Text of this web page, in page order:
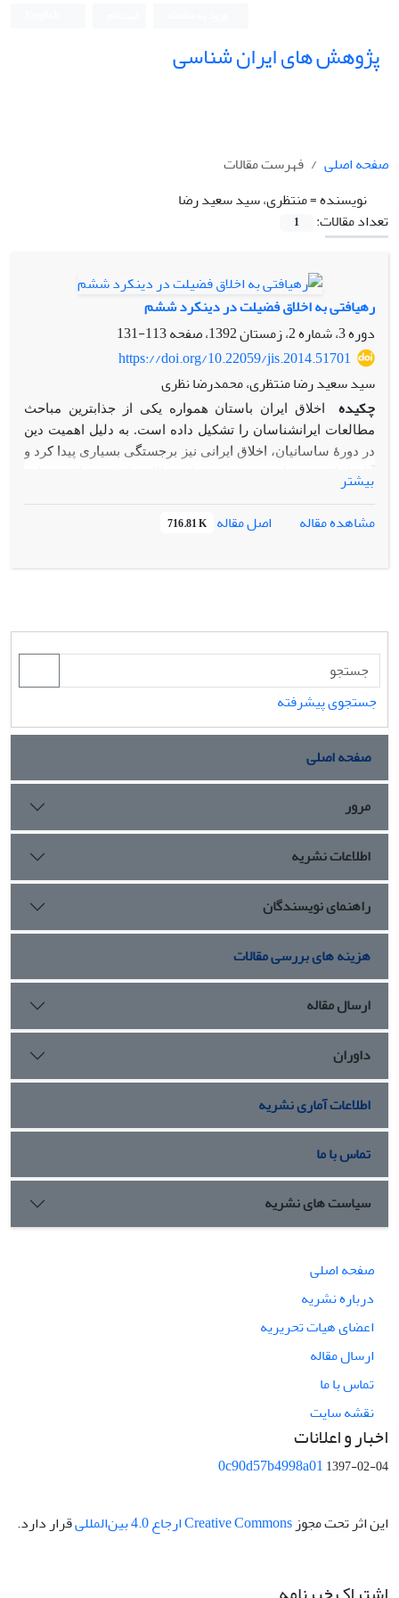
پژوهش های ایران شناسی
صفحه اصلی
فهرست مقالات
نویسنده =منتظری، سید سعید رضا
تعداد مقالات:
1
رهیافتی به اخلاق فضیلت در دینکرد ششم
دوره 3، شماره 2، زمستان 1392، صفحه
113-131
https://doi.org/10.22059/jis.2014.51701
سید سعید رضا منتظری، محمدرضا نظری
چکیده
اخلاق ایران باستان همواره یکی از جذاب­ترین مباحث
مطالعات ایران­شناسان را تشکیل داده است. به دلیل اهمیت دین
در دورۀ ساسانیان، اخلاق ایرانی نیز برجستگی بسیاری پیدا کرد و
آثار اخلاقی بسیاری تدوین شد. از مطالب اخلاقی رایج در این
ها از سنخ اخلاق عملی در حوزۀ ایران باستان هستند که با ویژگی­
تمایزهایی نیز میان آن دو وجود دارد.
بیشتر
مشاهده مقاله
اصل مقاله 716.81 K
جستجوی پیشرفته
صفحه اصلی
مرور
اطلاعات نشریه
راهنمای نویسندگان
هزینه های بررسی مقالات
ارسال مقاله
داوران
اطلاعات آماری نشریه
تماس با ما
سیاست های نشریه
صفحه اصلی
درباره نشریه
اعضای هیات تحریریه
ارسال مقاله
تماس با ما
نقشه سایت
اخبار و اعلانات
0c90d57b4998a011397-02-04
این اثر تحت مجوز Creative Commons ارجاع 4.0 بین‌المللی قرار دارد.